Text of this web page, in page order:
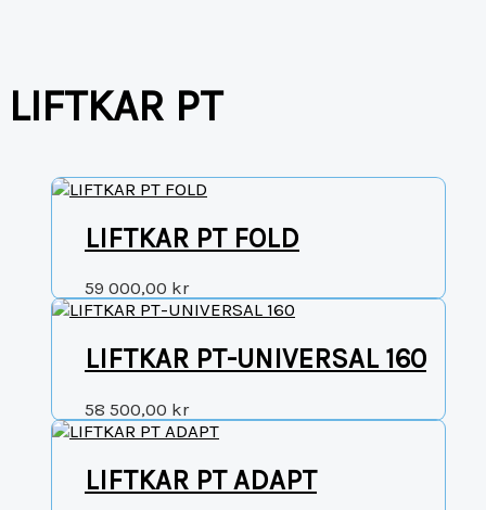
LIFTKAR PT
LIFTKAR PT FOLD
59 000,00 kr
LIFTKAR PT-UNIVERSAL 160
58 500,00 kr
LIFTKAR PT ADAPT